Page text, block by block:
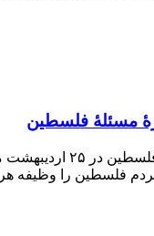
مسئلۀ فلسطین
فلسطین را